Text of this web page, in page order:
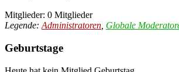
Mitglieder: 0 Mitglieder
Legende: Administratoren Globale
Geburtstage